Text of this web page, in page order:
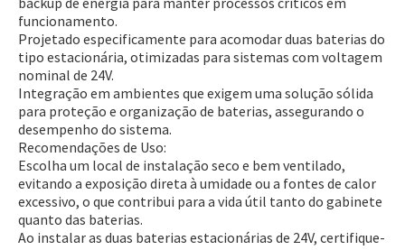
Entrega Flash
Retire na Loja
funcionamento.
Projetado especificamente para acomodar duas baterias do
tipo estacionária, otimizadas para sistemas com voltagem
nominal de 24V.
Integração em ambientes que exigem uma solução sólida
para proteção e organização de baterias, assegurando o
desempenho do sistema.
Recomendações de Uso:
Escolha um local de instalação seco e bem ventilado,
evitando a exposição direta à umidade ou a fontes de calor
excessivo, o que contribui para a vida útil tanto do gabinete
quanto das baterias.
Ao instalar as duas baterias estacionárias de 24V, certifique-